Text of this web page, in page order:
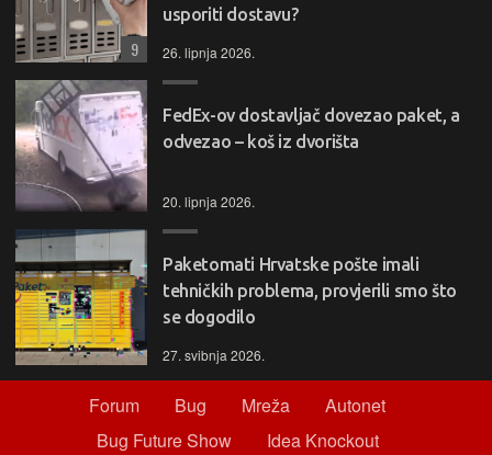
usporiti dostavu?
26. lipnja 2026.
9
FedEx-ov dostavljač dovezao paket, a
odvezao – koš iz dvorišta
20. lipnja 2026.
Paketomati Hrvatske pošte imali
tehničkih problema, provjerili smo što
se dogodilo
27. svibnja 2026.
Forum Bug Mreža
Autonet
Bug Future Show
Idea Knockout